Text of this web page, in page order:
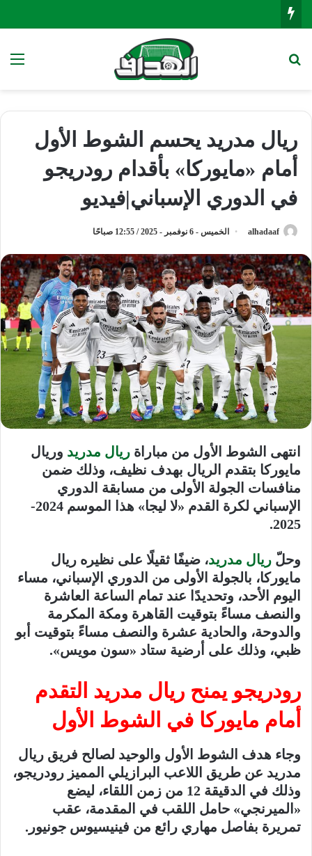
ريال مدريد يحسم الشوط الأول
أمام «مايوركا» بأقدام رودريجو
في الدوري الإسباني|فيديو
alhadaaf الخميس - 6 نوفمبر - 2025 / 12:55 صباحًا
انتهى الشوط الأول من مباراة ريال مدريد وريال
مايوركا بتقدم الريال بهدف نظيف، وذلك ضمن
منافسات الجولة الأولى من مسابقة الدوري
الإسباني لكرة القدم «لا ليجا» هذا الموسم 2024-
2025.
وحلّ ريال مدريد، ضيفًا ثقيلًا على نظيره ريال
مايوركا، بالجولة الأولى من الدوري الإسباني، مساء
اليوم الأحد، وتحديدًا عند تمام الساعة العاشرة
والنصف مساءً بتوقيت القاهرة ومكة المكرمة
والدوحة، والحادية عشرة والنصف مساءً بتوقيت أبو
ظبي، وذلك على أرضية ستاد «سون مويس».
رودريجو يمنح ريال مدريد التقدم
أمام مايوركا في الشوط الأول
وجاء هدف الشوط الأول والوحيد لصالح فريق ريال
مدريد عن طريق اللاعب البرازيلي المميز رودريجو،
وذلك في الدقيقة 12 من زمن اللقاء، ليضع
«الميرنجي» حامل اللقب في المقدمة، عقب
تمريرة بفاصل مهاري رائع من فينيسيوس جونيور.